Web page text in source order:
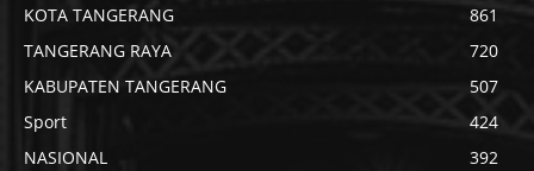
KOTA TANGERANG
861
TANGERANG RAYA
720
KABUPATEN TANGERANG
507
Sport
424
NASIONAL
392